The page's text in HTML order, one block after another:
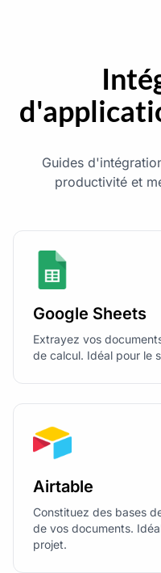
Guides
productivité et
Google Sheets
Extrayez vos
de calcul. Idéal pour le
Airtable
Constituez des bases
de vos documents.
projet.